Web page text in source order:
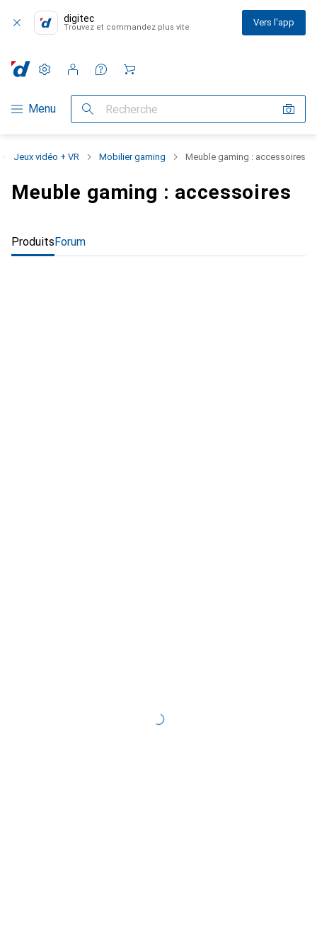
digitec
Trouvez et commandez plus vite Vers l'app
Navigation par catégorie
Menu Recherche
Paramètres
Compte client
Listes de comparaison
Listes d'envies
Panier
Jeux vidéo + VR Mobilier gaming Meuble gaming : accessoires
Meuble gaming : accessoires
ProduitsForum